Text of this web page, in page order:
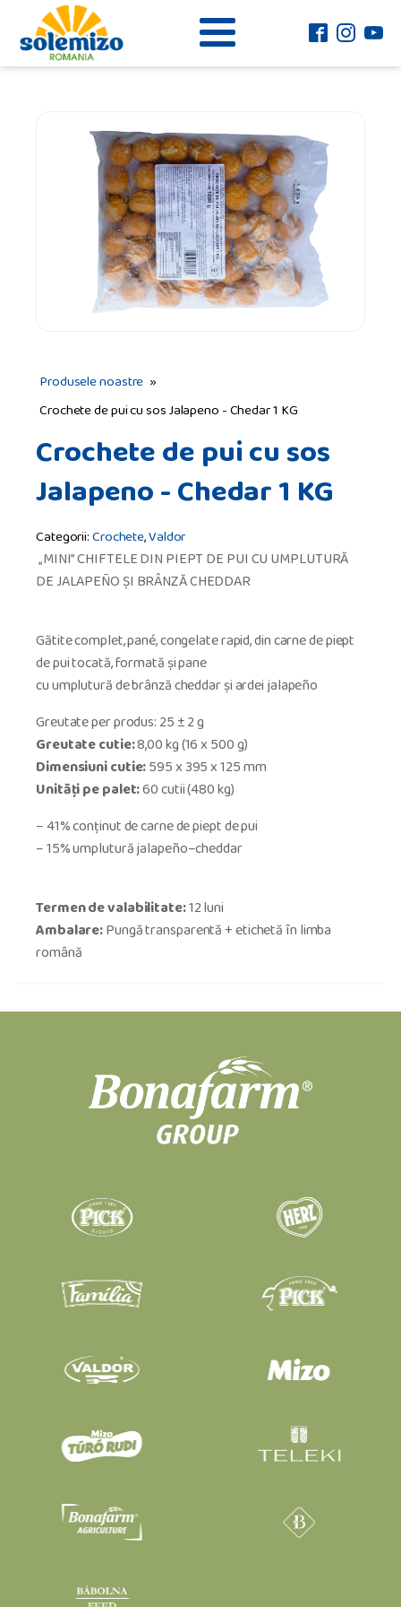
Produsele noastre »
Crochete de pui cu sos Jalapeno - Chedar 1 KG
Crochete de pui cu sos
Jalapeno - Chedar 1 KG
Categorii:Crochete,Valdor
„MINI” CHIFTELE DIN PIEPT DE PUI CU UMPLUTURĂ
DE JALAPEÑO ȘI BRÂNZĂ CHEDDAR
Gătite complet, pané, congelate rapid, din carne de piept
de pui tocată, formată și pane
cu umplutură de brânză cheddar și ardei jalapeño
Greutate per produs: 25 ± 2 g
Greutate cutie:8,00 kg (16 x 500 g)
Dimensiuni cutie:595 x 395 x 125 mm
Unități pe palet:60 cutii (480 kg)
– 41% conținut de carne de piept de pui
– 15% umplutură jalapeño–cheddar
Termen de valabilitate:12 luni
Ambalare:Pungă transparentă + etichetă în limba
română